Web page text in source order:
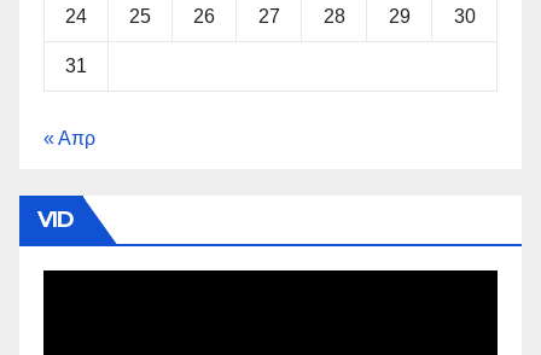
24 25 26 27 28 29 30
31
« Απρ
VID